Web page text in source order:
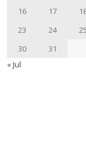
16
17
23
24 25
30
31
« Jul